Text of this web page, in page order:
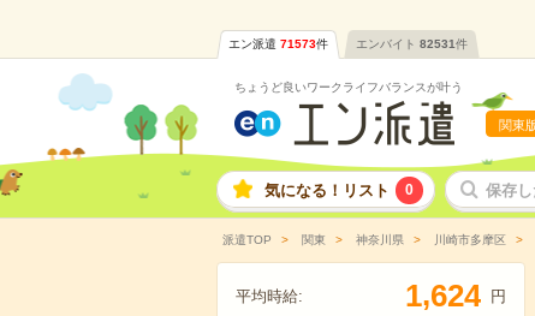
エン派遣 71573件 エンバイト 82531件
ちょうど良いワークライフバランスが叶う
関東
気になる！リスト 0 保存
派遣TOP 関東 神奈川県 川崎市多摩区
平均時給: 1,624 円